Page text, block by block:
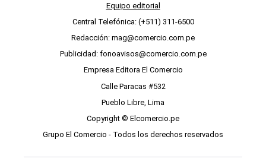
Equipo editorial
Central Telefónica: (+511) 311-6500
Redacción: mag@comercio.com.pe
Publicidad: fonoavisos@comercio.com.pe
Empresa Editora El Comercio
Calle Paracas #532
Pueblo Libre, Lima
Copyright © Elcomercio.pe
Grupo El Comercio - Todos los derechos reservados